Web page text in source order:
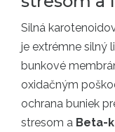
Silná
je extrémne silný
bunkové
oxidačným
ochrana buniek
stresom a Beta-